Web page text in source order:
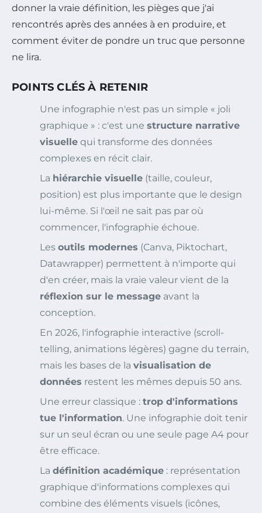
donner la vraie définition, les pièges que j'ai
rencontrés après des années à en produire, et
comment éviter de pondre un truc que personne
ne lira.
POINTS CLÉS À RETENIR
Une infographie n'est pas un simple « joli
graphique » : c'est une structure narrative
visuelle qui transforme des données
complexes en récit clair.
La hiérarchie visuelle (taille, couleur,
position) est plus importante que le design
lui-même. Si l'œil ne sait pas par où
commencer, l'infographie échoue.
Les outils modernes (Canva, Piktochart,
Datawrapper) permettent à n'importe qui
d'en créer, mais la vraie valeur vient de la
réflexion sur le message avant la
conception.
En 2026, l'infographie interactive (scroll-
telling, animations légères) gagne du terrain,
mais les bases de la visualisation de
données restent les mêmes depuis 50 ans.
Une erreur classique : trop d'informations
tue l'information. Une infographie doit tenir
sur un seul écran ou une seule page A4 pour
être efficace.
La définition académique : représentation
graphique d'informations complexes qui
combine des éléments visuels (icônes,